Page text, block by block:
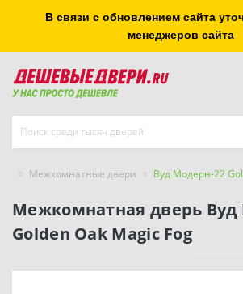
В связи с обновлением сайта
менеджеров сайта
Межкомнатные двери Вуд Модерн-22
Межкомнатная дверь Вуд
Golden Oak Magic Fog